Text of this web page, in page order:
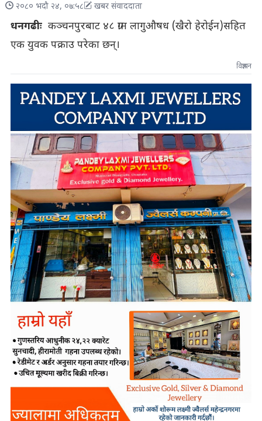
२०८० भदौ २४, ०७:५८ खबर संवाददाता
धनगढीः कञ्चनपुरबाट ४८ ग्राम लागुऔषध (खैरो हेरोईन)सहित
एक युवक पक्राउ परेका छन्।
विज्ञापन